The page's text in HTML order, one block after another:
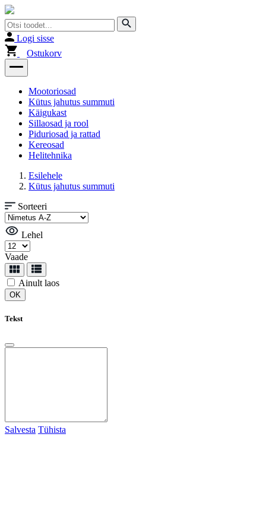
Logi sisse
Ostukorv
Mootoriosad
Kütus jahutus summuti
Käigukast
Sillaosad ja rool
Piduriosad ja rattad
Kereosad
Helitehnika
Esilehele
Kütus jahutus summuti
Sorteeri
Lehel
Vaade
Ainult laos
Tekst
Salvesta Tühista